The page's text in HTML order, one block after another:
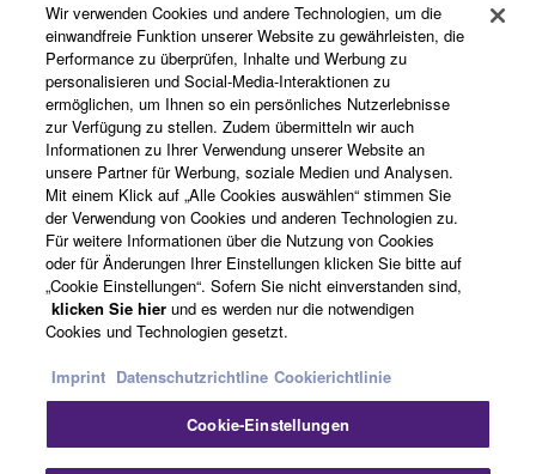
Produkte und Lösungen
News
Über Yamaha
Deutschland - German
Consumer
Wir verwenden Cookies und andere Technologien, um die
einwandfreie Funktion unserer Website zu gewährleisten, die
Performance zu überprüfen, Inhalte und Werbung zu
personalisieren und Social-Media-Interaktionen zu
ermöglichen, um Ihnen so ein persönliches Nutzerlebnisse
zur Verfügung zu stellen. Zudem übermitteln wir auch
Informationen zu Ihrer Verwendung unserer Website an
unsere Partner für Werbung, soziale Medien und Analysen.
Mit einem Klick auf „Alle Cookies auswählen“ stimmen Sie
der Verwendung von Cookies und anderen Technologien zu.
Für weitere Informationen über die Nutzung von Cookies
oder für Änderungen Ihrer Einstellungen klicken Sie bitte auf
„Cookie Einstellungen“. Sofern Sie nicht einverstanden sind,
klicken Sie hier und es werden nur die notwendigen
Cookies und Technologien gesetzt.
Imprint Datenschutzrichtline Cookierichtlinie
Cookie-Einstellungen